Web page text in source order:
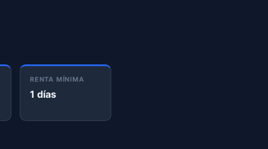
RENTA MÍNIMA
1 días